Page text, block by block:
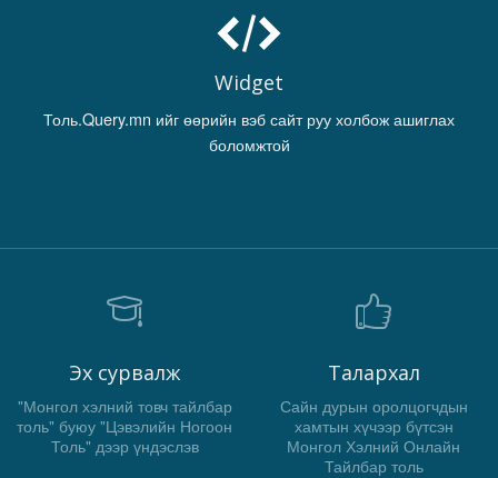
Widget
Толь.Query.mn ийг өөрийн вэб сайт руу холбож ашиглах
боломжтой
Эх сурвалж
"Монгол хэлний товч тайлбар
толь" буюу "Цэвэлийн Ногоон
Толь" дээр үндэслэв
Талархал
Сайн дурын оролцогчдын
хамтын хүчээр бүтсэн
Монгол Хэлний Онлайн
Тайлбар толь